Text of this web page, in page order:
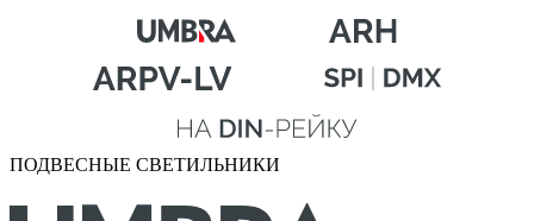
ПОДВЕСНЫЕ СВЕТИЛЬНИКИ